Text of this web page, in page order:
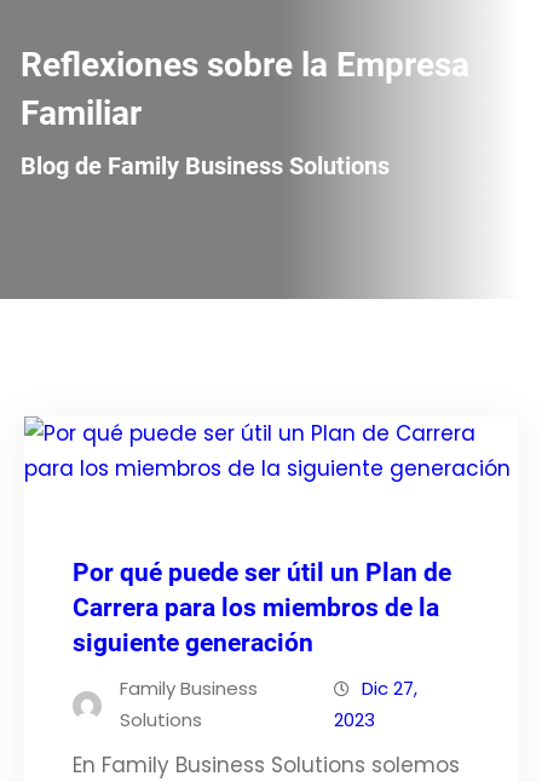
Reflexiones sobre la Empresa
Familiar
Blog de Family Business Solutions
Por qué puede ser útil un Plan de
Carrera para los miembros de la
siguiente generación
Family Business
Solutions
Dic 27,
2023
En Family Business Solutions solemos